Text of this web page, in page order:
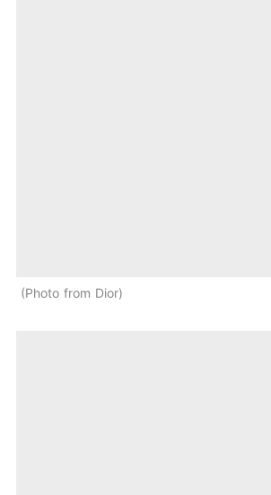
Photo from Dior